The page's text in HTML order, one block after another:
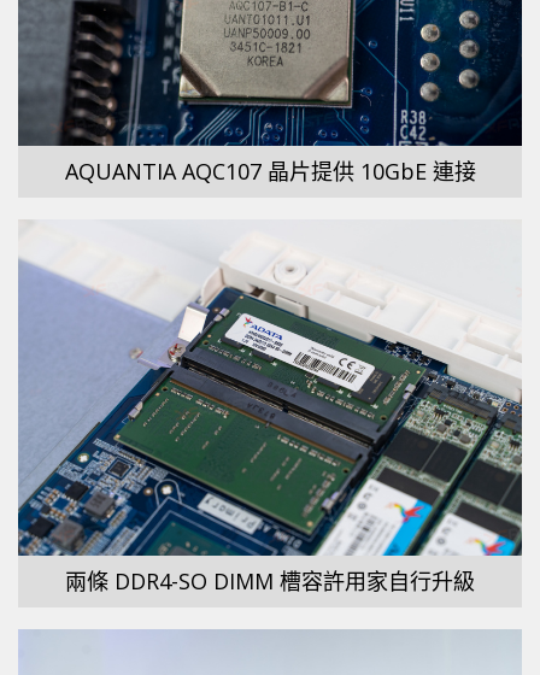
AQUANTIA AQC107 晶片提供 10GbE 連接
兩條 DDR4-SO DIMM 槽容許用家自行升級